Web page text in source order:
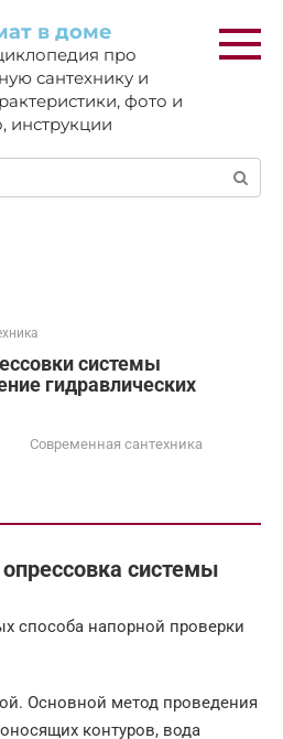
в доме
про
сантехнику и
фото и
инструкции
системы
гидравлических
Современная сантехника
системы
способа напорной проверки
Основной метод проведения
контуров, вода